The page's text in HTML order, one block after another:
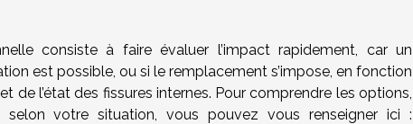
consiste à faire évaluer l’impact rapidement, car un
est possible, ou si le remplacement s’impose, en fonction
de l’état des fissures internes. Pour comprendre les options,
votre situation, vous pouvez vous renseigner ici :